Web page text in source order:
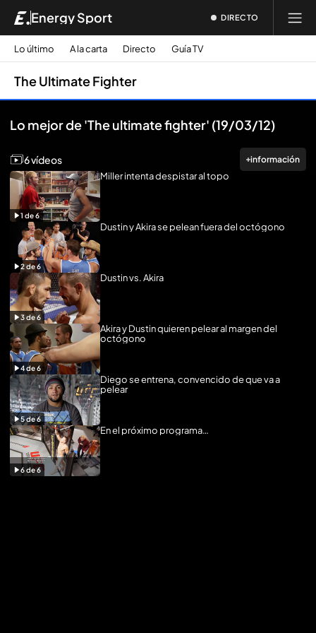
Energy Sport DIRECTO
Lo último A la carta Directo Guía TV
The Ultimate Fighter
Lo mejor de 'The ultimate fighter' (19/03/12)
Reproducir todo
6 vídeos información
1 de6
Miller intenta despistar al topo
2de6
Dustin y Akira se pelean fuera del octógono
3de6
Dustin vs. Akira
4de6
Akira y Dustin quieren pelear al margen del
octógono
5de6
Diego se entrena, convencido de que va a
pelear
6de6
En el próximo programa…